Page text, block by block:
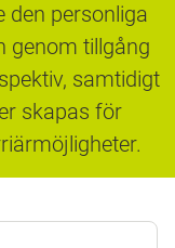
den personliga
genom tillgång
samtidigt
skapas för